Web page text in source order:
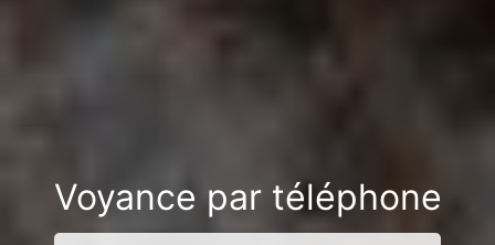
Voyance par téléphone